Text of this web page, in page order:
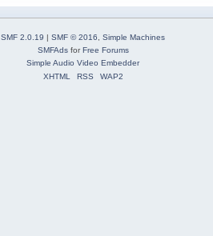
SMF 2.0.19 | SMF © 2016
Simple Machines
SMFAdsforFree Forums
Simple Audio Video Embedder
XHTML
RSS WAP2